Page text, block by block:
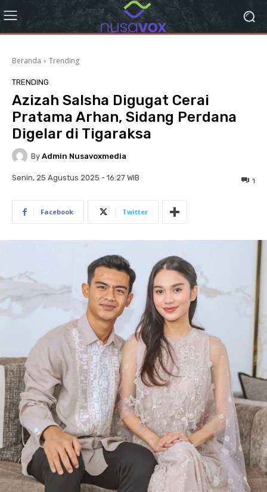
Beranda Trending
TRENDING
Azizah Salsha Digugat Cerai
Pratama Arhan, Sidang Perdana
Digelar di Tigaraksa
By Admin Nusavoxmedia
Senin, 25 Agustus 2025 - 16:27 WIB 1
Facebook Twitter